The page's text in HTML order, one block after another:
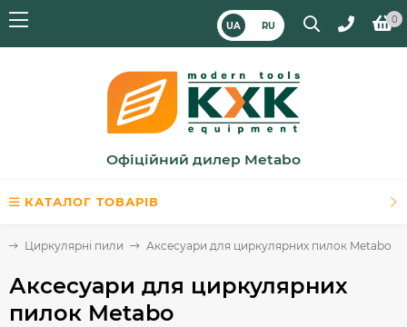
UA RU
0
Офіційний дилер Metabo
КАТАЛОГ ТОВАРІВ
Циркулярні пили Аксесуари для циркулярних пилок Metabo
Аксесуари для циркулярних
пилок Metabo